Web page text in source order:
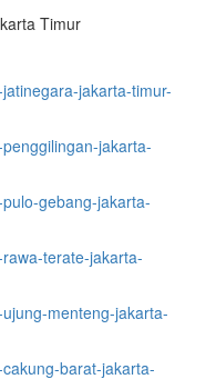
Timur
jakarta-timur-
jakarta-
gebang-jakarta-
terate-jakarta-
menteng-jakarta-
barat-jakarta-